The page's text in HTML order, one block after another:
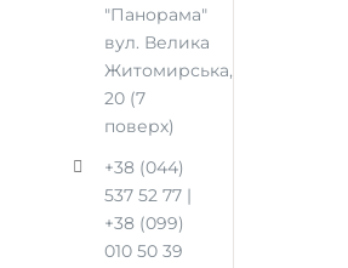
"Панорама"
вул. Велика
Житомирська,
20 (7
поверх)
+38 (044)
537 52 77 |
+38 (099)
010 50 39